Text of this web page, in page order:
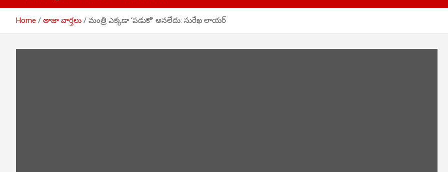
Home తాజా వార్తలు మంత్రి ఎక్కడా ‘పడుకో’ అనలేదు: సురేఖ లాయర్